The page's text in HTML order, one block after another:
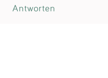
Antworten